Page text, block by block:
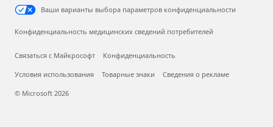
Ваши варианты выбора параметров конфиденциальности
Конфиденциальность медицинских сведений потребителей
Связаться с Майкрософт Конфиденциальность
Условия использования Товарные знаки Сведения о рекламе
© Microsoft 2026